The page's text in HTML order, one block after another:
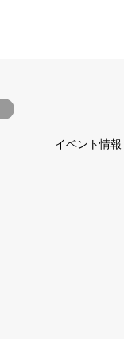
イベント情報